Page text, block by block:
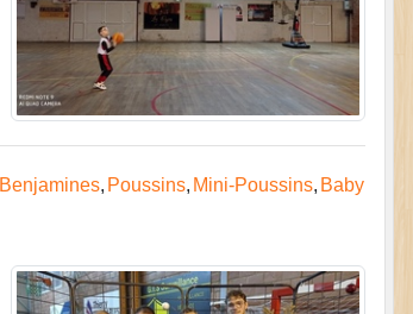
Benjamines Poussins Mini-Poussins Baby